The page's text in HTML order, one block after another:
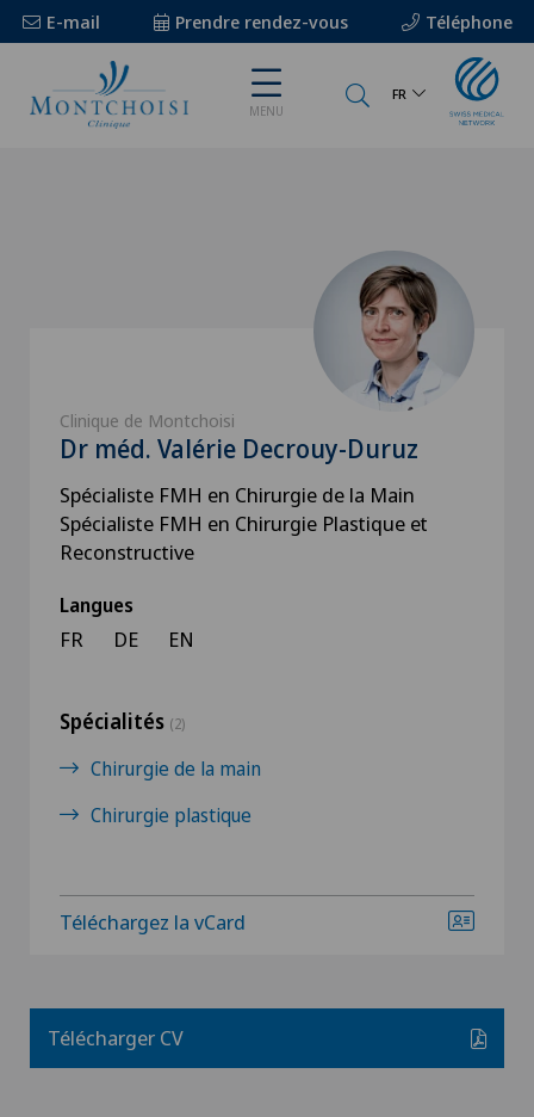
E-mail Prendre rendez-vous Téléphone
MENU
FR
Clinique de Montchoisi
Dr méd. Valérie Decrouy-Duruz
Spécialiste FMH en Chirurgie de la Main
Spécialiste FMH en Chirurgie Plastique et
Reconstructive
Langues
FR DE EN
Spécialités (2)
Chirurgie de la main
Chirurgie plastique
Téléchargez la vCard
Télécharger CV